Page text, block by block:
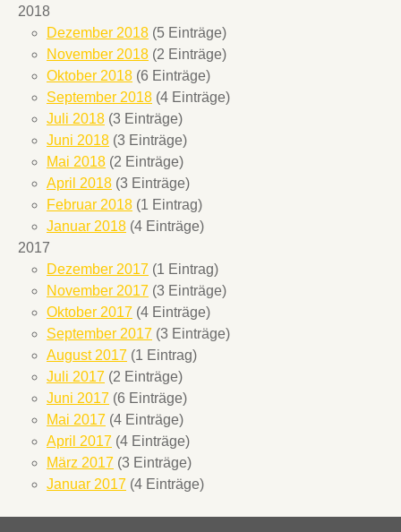
2018
Dezember 2018 (5 Einträge)
November 2018 (2 Einträge)
Oktober 2018 (6 Einträge)
September 2018 (4 Einträge)
Juli 2018 (3 Einträge)
Juni 2018 (3 Einträge)
Mai 2018 (2 Einträge)
April 2018 (3 Einträge)
Februar 2018 (1 Eintrag)
Januar 2018 (4 Einträge)
2017
Dezember 2017 (1 Eintrag)
November 2017 (3 Einträge)
Oktober 2017 (4 Einträge)
September 2017 (3 Einträge)
August 2017 (1 Eintrag)
Juli 2017 (2 Einträge)
Juni 2017 (6 Einträge)
Mai 2017 (4 Einträge)
April 2017 (4 Einträge)
März 2017 (3 Einträge)
Januar 2017 (4 Einträge)